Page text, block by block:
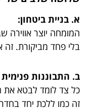
א. בניית ביטחון:
המומחה יוצר אווירה
בלי פחד מביקורת. זה
ב. התבוננות פנימית
כל צד לומד לבטא את
זה כמו ללכת יחד